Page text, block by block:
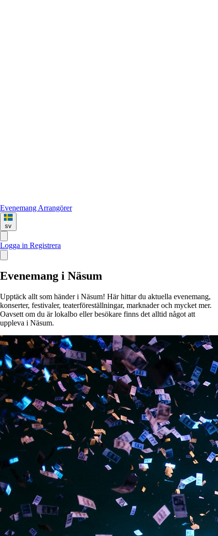
Evenemang Arrangörer
sv
Logga in Registrera
Evenemang i Näsum
Upptäck allt som händer i Näsum! Här hittar du aktuella evenemang,
konserter, festivaler, teaterföreställningar, marknader och mycket mer.
Oavsett om du är lokalbo eller besökare finns det alltid något att
uppleva i Näsum.